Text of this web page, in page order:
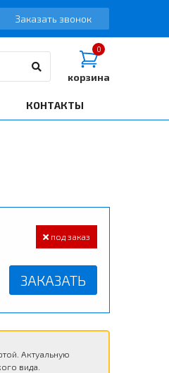
Заказать звонок
0
корзина
КОНТАКТЫ
под заказ
ЗАКАЗАТЬ
Актуальную
вида.